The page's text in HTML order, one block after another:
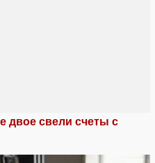
двое свели счеты с